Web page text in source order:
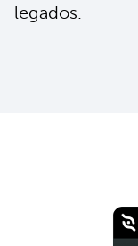
legados.